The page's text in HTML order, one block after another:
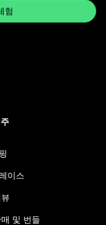
험
이스
및 번들